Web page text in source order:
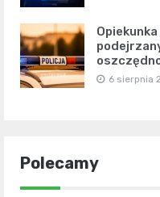
6 sierpnia
Polecamy